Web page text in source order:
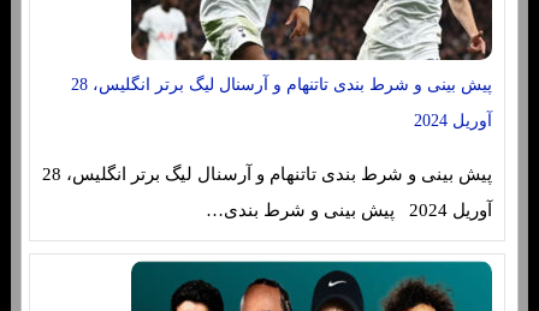
پیش بینی و شرط بندی تاتنهام و آرسنال لیگ برتر انگلیس، 28
آوریل 2024
پیش بینی و شرط بندی تاتنهام و آرسنال لیگ برتر انگلیس، 28
آوریل 2024 پیش بینی و شرط بندی…